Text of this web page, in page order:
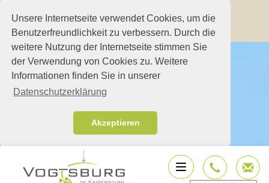
Unsere Internetseite verwendet Cookies, um die
Benutzerfreundlichkeit zu verbessern. Durch die
weitere Nutzung der Internetseite stimmen Sie
der Verwendung von Cookies zu. Weitere
Informationen finden Sie in unserer
Datenschutzerklärung
Akzeptieren